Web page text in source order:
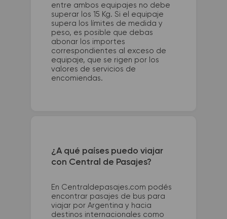
entre ambos equipajes no debe
superar los 15 Kg. Si el equipaje
supera los límites de medida y
peso, es posible que debas
abonar los importes
correspondientes al exceso de
equipaje, que se rigen por los
valores de servicios de
encomiendas.
¿A qué países puedo viajar
con Central de Pasajes?
En Centraldepasajes.com podés
encontrar pasajes de bus para
viajar por Argentina y hacia
destinos internacionales como